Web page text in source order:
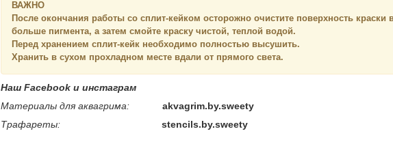
ВАЖНО
После окончания работы со сплит-кейком осторожно очистите поверхность
больше пигмента, а затем смойте краску чистой, теплой водой.
Перед хранением сплит-кейк необходимо полностью высушить.
Хранить в сухом прохладном месте вдали от прямого света.
Наш Facebook и инстаграм
Материалы для аквагрима:
akvagrim.by.sweety
Трафареты:
stencils.by.sweety